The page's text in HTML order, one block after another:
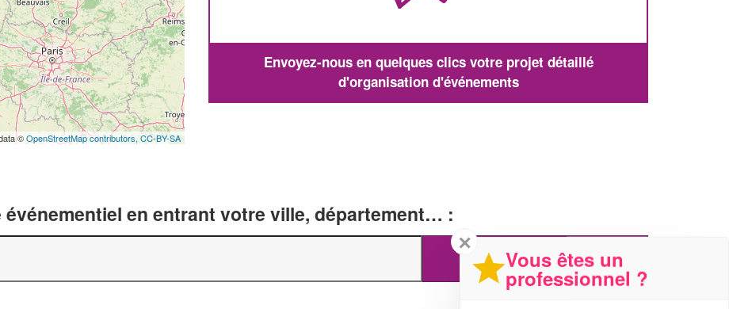
©OpenStreetMap contributors, CC-BY-SA
Envoyez-nous en quelques clics votre projet détaillé
d'organisation d'événements
en entrant votre ville, département… :
✕
Vous êtes un
professionnel ?